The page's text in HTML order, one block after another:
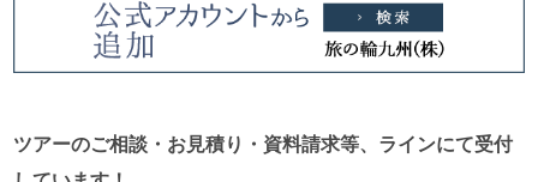
ツアーのご相談・お見積り・資料請求等、ラインにて受付